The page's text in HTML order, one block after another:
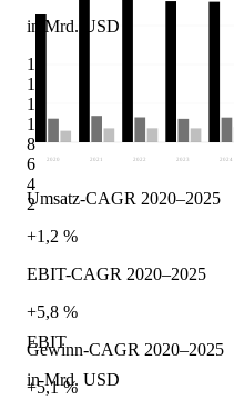
in Mrd. USD
16
14
12
10
8
6
4
2
EBIT
in Mrd. USD
2020 2021 2022 2023 2024
Umsatz-CAGR 2020–2025
+1,2 %
EBIT-CAGR 2020–2025
+5,8 %
Gewinn-CAGR 2020–2025
+5,1 %